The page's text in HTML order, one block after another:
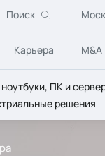
Поиск
Карьера M&A
ПК и
решения